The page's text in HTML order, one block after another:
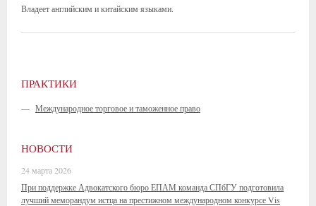
Владеет английским и китайским языками.
ПРАКТИКИ
— Международное торговое и таможенное право
НОВОСТИ
24 марта 2026
При поддержке Адвокатского бюро ЕПАМ команда СПбГУ подготовила
лучший меморандум истца на престижном международном конкурсе Vis